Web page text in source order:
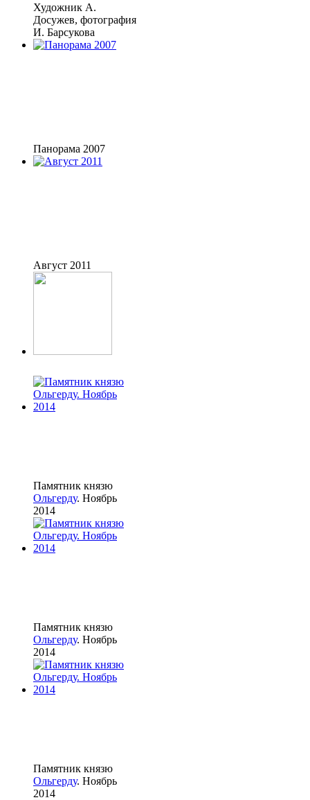
Художник А.
Досужев, фотография
И. Барсукова
Панорама 2007
Август 2011
Памятник князю
Ольгерду. Ноябрь
2014
Памятник князю
Ольгерду. Ноябрь
2014
Памятник князю
Ольгерду. Ноябрь
2014